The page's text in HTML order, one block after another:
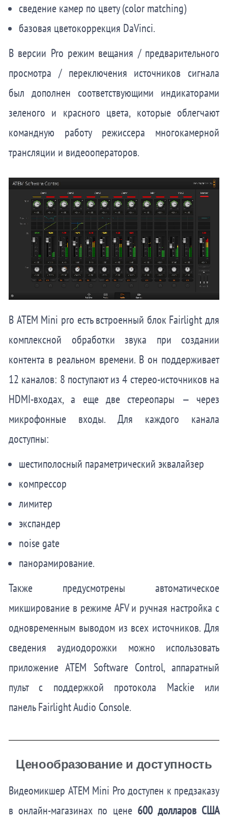
сведение камер по цвету (color matching)
базовая цветокоррекция DaVinci.
В версии Pro режим вещания / предварительного
просмотра / переключения источников сигнала
был дополнен соответствующими индикаторами
зеленого и красного цвета, которые облегчают
командную работу режиссера многокамерной
трансляции и видеооператоров.
В ATEM Mini pro есть встроенный блок Fairlight для
комплексной обработки звука при создании
контента в реальном времени. В он поддерживает
12 каналов: 8 поступают из 4 стерео-источников на
HDMI-входах, а еще две стереопары — через
микрофонные входы. Для каждого канала
доступны:
шестиполосный параметрический эквалайзер
компрессор
лимитер
экспандер
noise gate
панорамирование.
Также предусмотрены автоматическое
микширование в режиме AFV и ручная настройка с
одновременным выводом из всех источников. Для
сведения аудиодорожки можно использовать
приложениеATEM SoftwareControl, аппаратный
пульт с поддержкой протокола Mackie или
панельFairlight Audio Console.
Ценообразование и доступность
Видеомикшер ATEM Mini Pro доступен к предзаказу
в онлайн-магазинах по цене 600 долларов США